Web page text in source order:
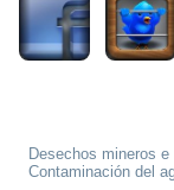
Desechos mineros
Contaminación del